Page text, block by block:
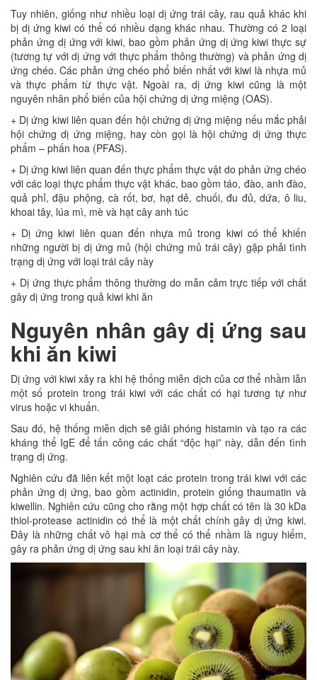
Tuy nhiên, giống như nhiều loại dị ứng trái cây, rau quả khác khi
bị dị ứng kiwi có thể có nhiều dạng khác nhau. Thường có 2 loại
phản ứng dị ứng với kiwi, bao gồm phản ứng dị ứng kiwi thực sự
(tương tự với dị ứng với thực phẩm thông thường) và phản ứng dị
ứng chéo. Các phản ứng chéo phổ biến nhất với kiwi là nhựa mủ
và thực phẩm từ thực vật. Ngoài ra, dị ứng kiwi cũng là một
nguyên nhân phổ biến của hội chứng dị ứng miệng (OAS).
+ Dị ứng kiwi liên quan đến hội chứng dị ứng miệng nếu mắc phải
hội chứng dị ứng miệng, hay còn gọi là hội chứng dị ứng thực
phẩm – phấn hoa (PFAS).
+ Dị ứng kiwi liên quan đến thực phẩm thực vật do phản ứng chéo
với các loại thực phẩm thực vật khác, bao gồm táo, đào, anh đào,
quả phỉ, đậu phộng, cà rốt, bơ, hạt dẻ, chuối, đu đủ, dứa, ô liu,
khoai tây, lúa mì, mè và hạt cây anh túc
+ Dị ứng kiwi liên quan đến nhựa mủ trong kiwi có thể khiến
những người bị dị ứng mủ (hội chứng mủ trái cây) gặp phải tình
trạng dị ứng với loại trái cây này
+ Dị ứng thực phẩm thông thường do mẫn cảm trực tiếp với chất
gây dị ứng trong quả kiwi khi ăn
Nguyên nhân gây dị ứng sau
khi ăn kiwi
Dị ứng với kiwi xảy ra khi hệ thống miễn dịch của cơ thể nhầm lẫn
một số protein trong trái kiwi với các chất có hại tương tự như
virus hoặc vi khuẩn.
Sau đó, hệ thống miễn dịch sẽ giải phóng histamin và tạo ra các
kháng thể IgE để tấn công các chất “độc hại” này, dẫn đến tình
trạng dị ứng.
Nghiên cứu đã liên kết một loạt các protein trong trái kiwi với các
phản ứng dị ứng, bao gồm actinidin, protein giống thaumatin và
kiwellin. Nghiên cứu cũng cho rằng một hợp chất có tên là 30 kDa
thiol-protease actinidin có thể là một chất chính gây dị ứng kiwi.
Đây là những chất vô hại mà cơ thể có thể nhầm là nguy hiểm,
gây ra phản ứng dị ứng sau khi ăn loại trái cây này.